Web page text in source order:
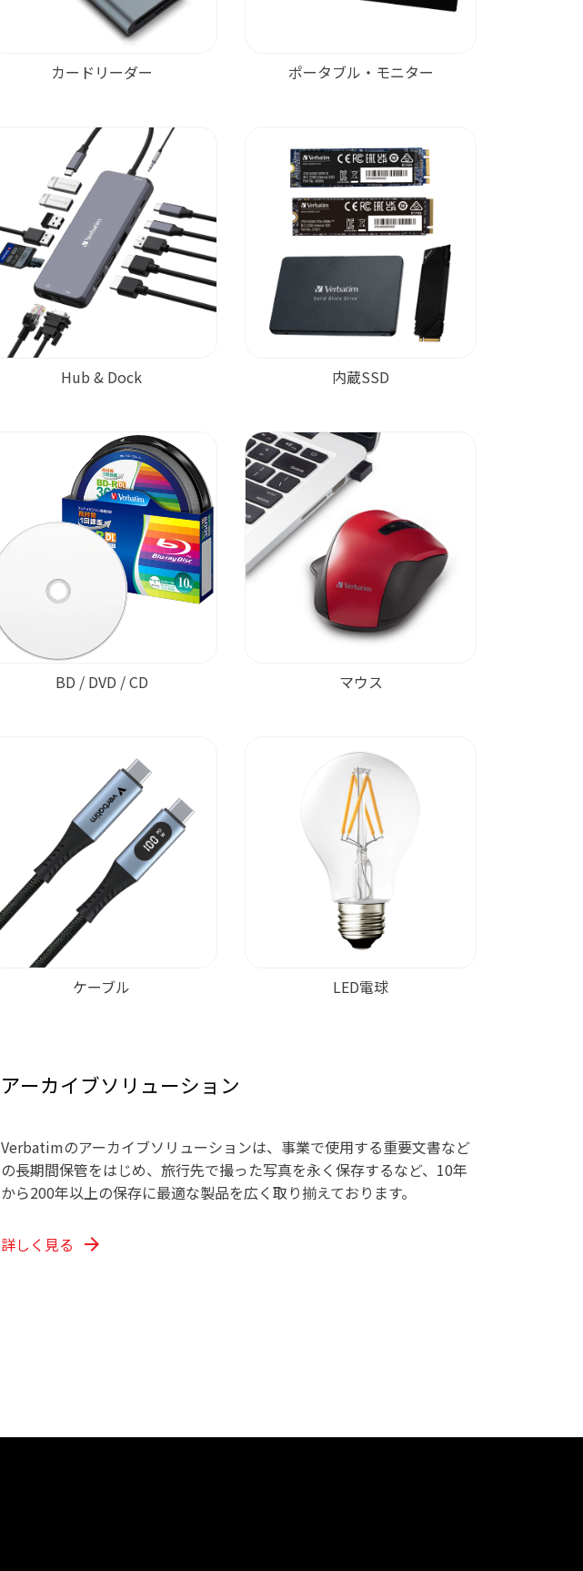
カードリーダー ポータブル・モニター
Hub & Dock 内蔵SSD
BD / DVD / CD マウス
ケーブル LED電球
アーカイブソリューション
Verbatimのアーカイブソリューションは、事業で使用する重要文書など
の長期間保管をはじめ、旅行先で撮った写真を永く保存するなど、10年
から200年以上の保存に最適な製品を広く取り揃えております。
詳しく見る arrow_forward